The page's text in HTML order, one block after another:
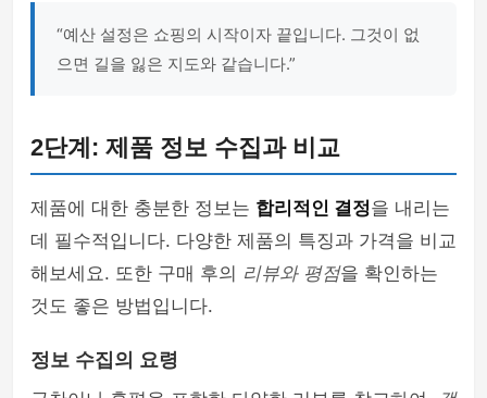
“예산 설정은 쇼핑의 시작이자 끝입니다. 그것이 없
으면 길을 잃은 지도와 같습니다.”
2단계: 제품 정보 수집과 비교
제품에 대한 충분한 정보는 합리적인 결정을 내리는
데 필수적입니다. 다양한 제품의 특징과 가격을 비교
해보세요. 또한 구매 후의 리뷰와 평점을 확인하는
것도 좋은 방법입니다.
정보 수집의 요령